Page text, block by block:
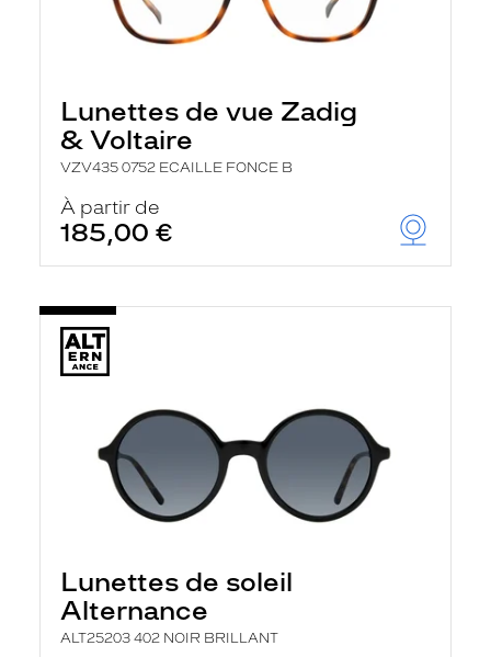
Lunettes de vue Zadig
& Voltaire
VZV435 0752 ECAILLE FONCE B
À partir de
185,00 €
Lunettes de soleil
Alternance
ALT25203 402 NOIR BRILLANT